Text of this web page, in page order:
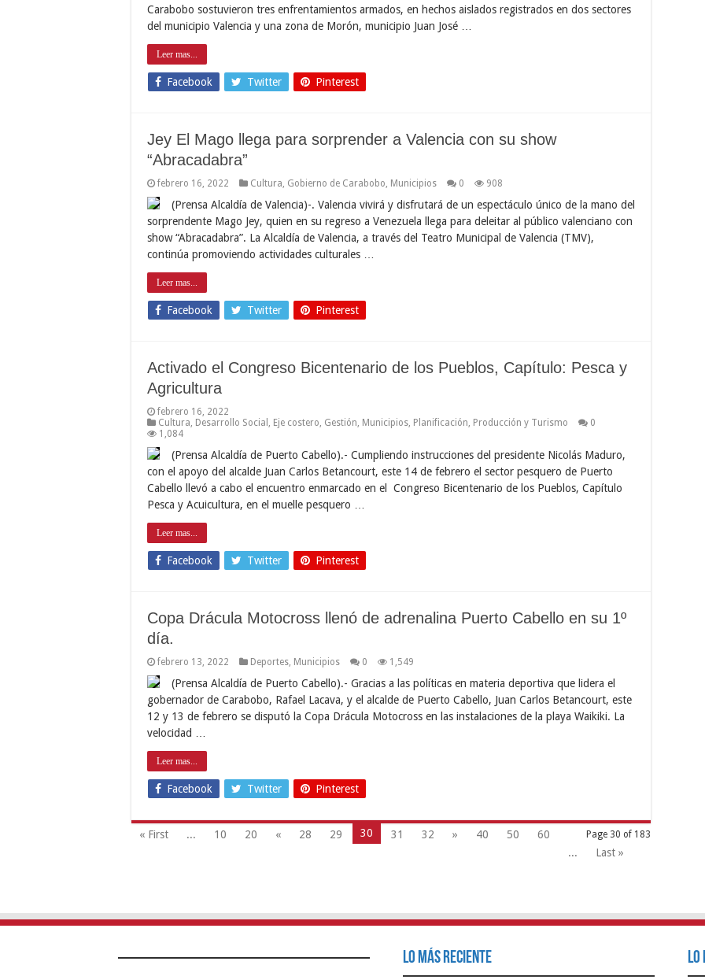
Carabobo sostuvieron tres enfrentamientos armados, en hechos aislados registrados en dos sectores
del municipio Valencia y una zona de Morón, municipio Juan José …
Leer mas...
Facebook Twitter Pinterest
Jey El Mago llega para sorprender a Valencia con su show
“Abracadabra”
febrero 16, 2022 Cultura Gobierno de Carabobo Municipios 0 908
(Prensa Alcaldía de Valencia)-. Valencia vivirá y disfrutará de un espectáculo único de la mano del
sorprendente Mago Jey, quien en su regreso a Venezuela llega para deleitar al público valenciano con
show “Abracadabra”. La Alcaldía de Valencia, a través del Teatro Municipal de Valencia (TMV),
continúa promoviendo actividades culturales …
Leer mas...
Facebook Twitter Pinterest
Activado el Congreso Bicentenario de los Pueblos, Capítulo: Pesca y
Agricultura
febrero 16, 2022
Cultura Desarrollo Social Eje costero Gestión Municipios Planificación Producción y Turismo
0
1,084
(Prensa Alcaldía de Puerto Cabello).- Cumpliendo instrucciones del presidente Nicolás Maduro,
con el apoyo del alcalde Juan Carlos Betancourt, este 14 de febrero el sector pesquero de Puerto
Cabello llevó a cabo el encuentro enmarcado en el Congreso Bicentenario de los Pueblos, Capítulo
Pesca y Acuicultura, en el muelle pesquero …
Leer mas...
Facebook Twitter Pinterest
Copa Drácula Motocross llenó de adrenalina Puerto Cabello en su 1º
día.
febrero 13, 2022 Deportes Municipios 0 1,549
(Prensa Alcaldía de Puerto Cabello).- Gracias a las políticas en materia deportiva que lidera el
gobernador de Carabobo, Rafael Lacava, y el alcalde de Puerto Cabello, Juan Carlos Betancourt, este
12 y 13 de febrero se disputó la Copa Drácula Motocross en las instalaciones de la playa Waikiki. La
velocidad …
Leer mas...
Facebook Twitter Pinterest
Page 30 of 183
« First ... 10 20 « 28 29 30 31 32 » 40 50
60
...
Last »
Lo Más Reciente